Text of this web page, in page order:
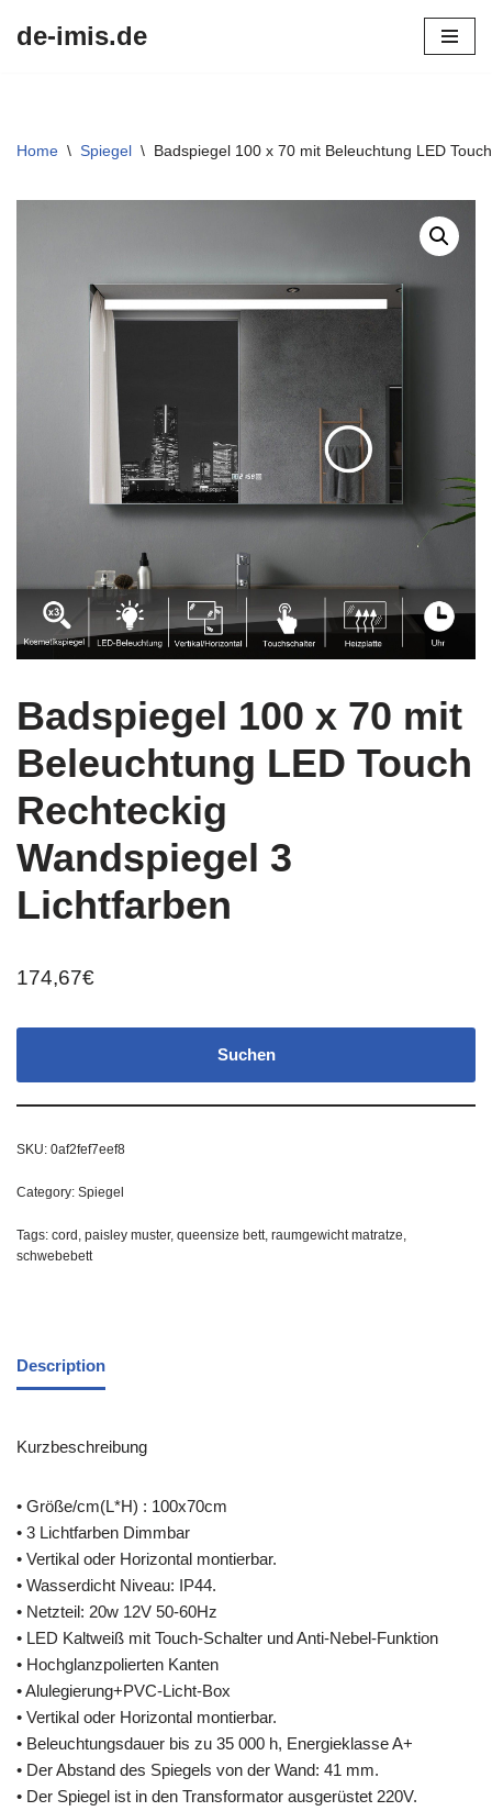
de-imis.de
Home \ Spiegel \ Badspiegel 100 x 70 mit Beleuchtung LED
Badspiegel 100 x 70 mit
Beleuchtung LED Touch
Rechteckig
Wandspiegel 3
Lichtfarben
174,67€
Suchen
SKU: 0af2fef7eef8
Category: Spiegel
Tags: cord , paisley muster, queensize bett, raumgewicht matratze,
schwebebett
Description
Kurzbeschreibung
• Größe/cm(L*H) : 100x70cm
• 3 Lichtfarben Dimmbar
• Vertikal oder Horizontal montierbar.
• Wasserdicht Niveau: IP44.
• Netzteil: 20w 12V 50-60Hz
• LED Kaltweiß mit Touch-Schalter und Anti-Nebel-Funktion
• Hochglanzpolierten Kanten
• Alulegierung+PVC-Licht-Box
• Vertikal oder Horizontal montierbar.
• Beleuchtungsdauer bis zu 35 000 h, Energieklasse A+
• Der Abstand des Spiegels von der Wand: 41 mm.
• Der Spiegel ist in den Transformator ausgerüstet 220V.